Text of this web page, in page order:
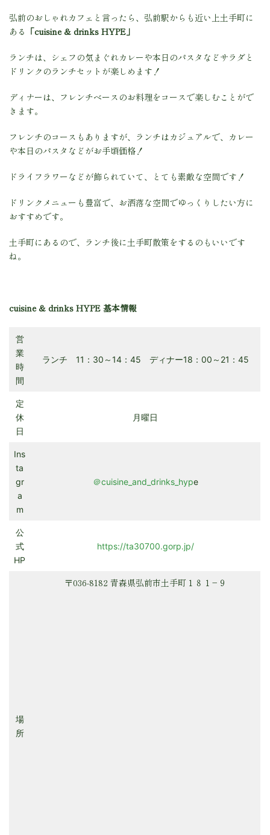
弘前のおしゃれカフェと言ったら、弘前駅からも近い上土手町に
ある 「cuisine & drinks HYPE」
ランチは、シェフの気まぐれカレーや本日のパスタなどサラダと
ドリンクのランチセットが楽しめます！
ディナーは、フレンチベースのお料理をコースで楽しむことがで
きます。
フレンチのコースもありますが、ランチはカジュアルで、カレー
や本日のパスタなどがお手頃価格！
ドライフラワーなどが飾られていて、とても素敵な空間です！
ドリンクメニューも豊富で、お洒落な空間でゆっくりしたい方に
おすすめです。
土手町にあるので、ランチ後に土手町散策をするのもいいです
ね。
cuisine & drinks HYPE 基本情報
営
業
時
間
ランチ 11：30～14：45 ディナー18：00～21：45
定
休
日
月曜日
Ins
ta
gr
a
m
＠cuisine_and_drinks_hype
公
式
HP
https://ta30700.gorp.jp/
場
所
〒036-8182 青森県弘前市土手町１８１−９